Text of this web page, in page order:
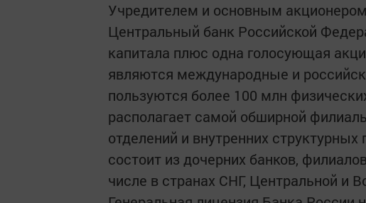
Учредителем и основным
Центральный банк Российской
капитала плюс одна голосующая
являются международные и
пользуются более 100 млн
располагает самой обширной
отделений и внутренних
состоит из дочерних банков,
числе в странах СНГ, Центральной и